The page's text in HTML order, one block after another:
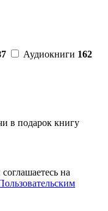
Аудиокниги 162
в подарок книгу
на